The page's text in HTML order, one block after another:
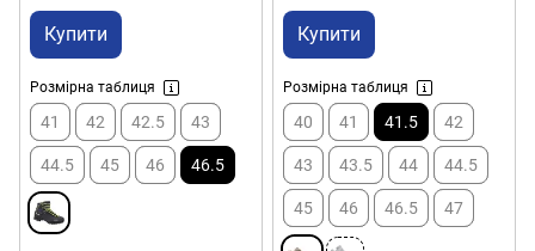
Купити
Розмірна таблиця
41 42 42.5 43
44.5 45 46 46.5
Купити
Розмірна таблиця
40 41 41.5 42
43 43.5 44 44.5
45 46 46.5 47